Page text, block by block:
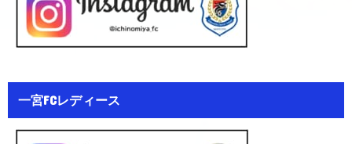
一宮FCレディース